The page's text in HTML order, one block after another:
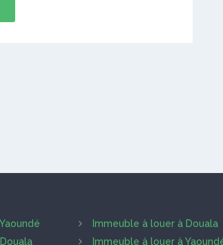
Immeuble à louer à Douala
Immeuble à louer à